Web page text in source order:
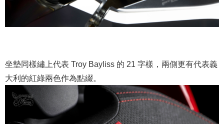
坐墊同樣繡上代表 Troy Bayliss 的 21 字樣，兩側更有代表義
大利的紅綠兩色作為點綴。